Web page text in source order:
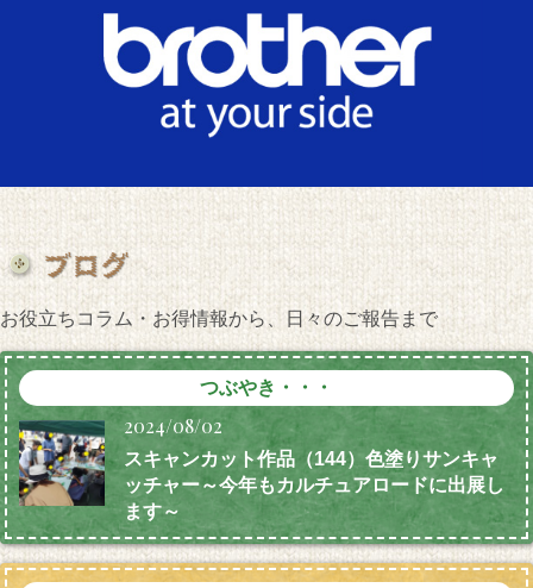
お役立ちコラム・お得情報から、日々のご報告まで
つぶやき・・・
2024/08/02
スキャンカット作品（144）色塗りサンキャ
ッチャー～今年もカルチュアロードに出展し
ます～